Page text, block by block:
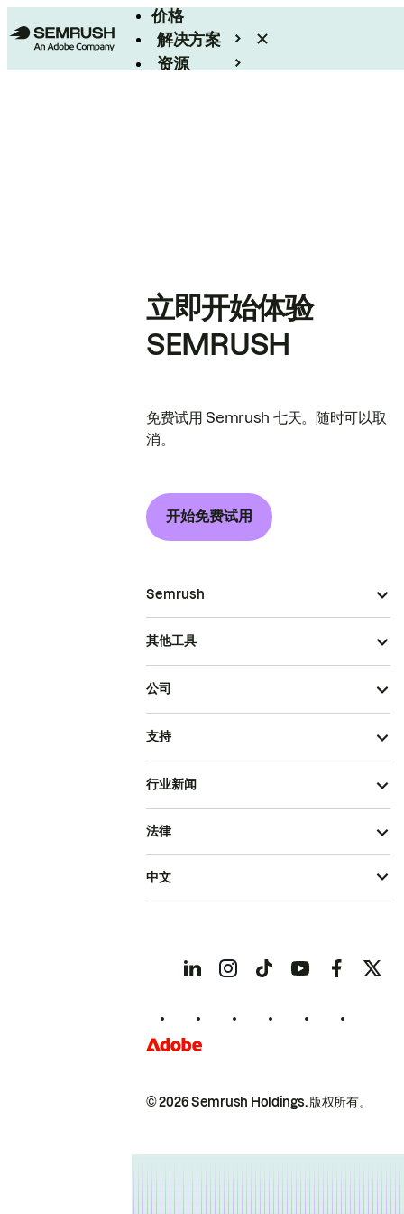
价格
解决方案
资源
立即开始体验
SEMRUSH
免费试用 Semrush 七天。随时可以取
消。
开始免费试用
Semrush
其他工具
公司
支持
行业新闻
© 2026 Semrush Holdings.版权所有。
法律
中文